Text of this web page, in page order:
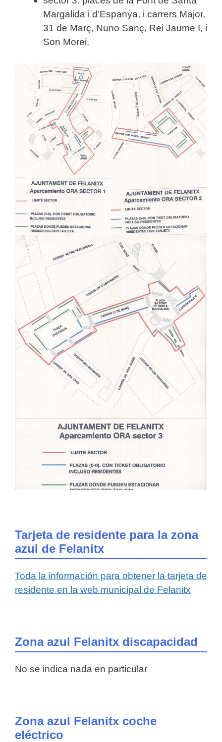
Margalida i d’Espanya, i carrers Major,
31 de Març, Nuno Sanç, Rei Jaume I, i
Son Morei.
Tarjeta de residente para la zona
azul de Felanitx
Toda la información para obtener la tarjeta de
residente en la web municipal de Felanitx
Zona azul Felanitx discapacidad
No se indica nada en particular
Zona azul Felanitx coche
eléctrico